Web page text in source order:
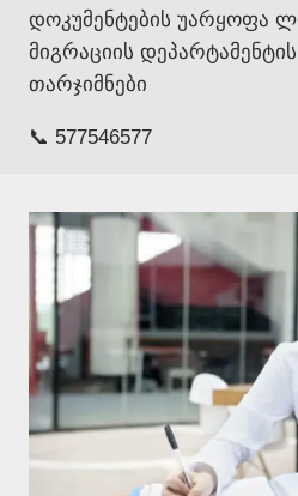
დოკუმენტების უარყოფა
მიგრაციის
თარჯიმნები
📞 577546577